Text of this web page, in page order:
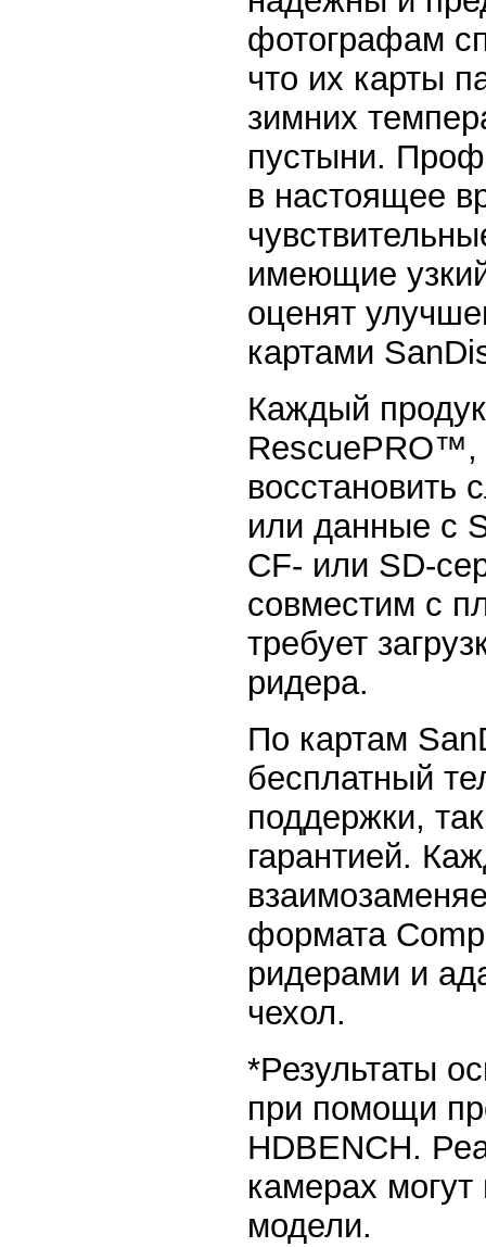
фотографам
что их карты
зимних
пустыни.
в настоящее
имеющие
оценят
картами
Каждый
RescuePRO™,
восстановить
или данные с
CF- или SD-
совместим с
требует
ридера.
По картам
бесплатный
поддержки,
гарантией.
формата
ридерами и
чехол.
*Результаты
при помощи
HDBENCH.
камерах могут
модели.